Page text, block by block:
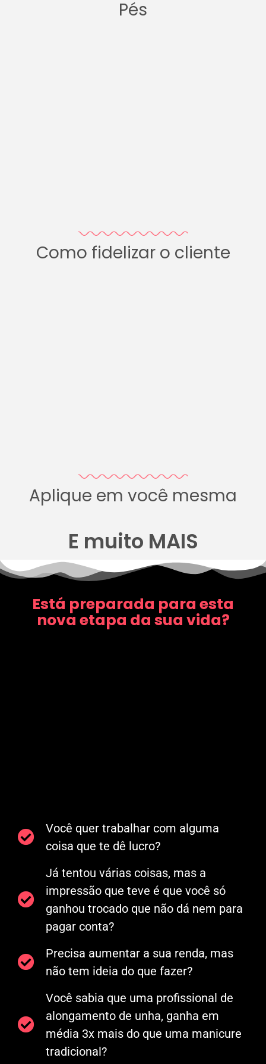
Pés
Como fidelizar o cliente
Aplique em você mesma
E muito MAIS
Está preparada para esta
nova etapa da sua vida?
Você quer trabalhar com alguma
coisa que te dê lucro?
Já tentou várias coisas, mas a
impressão que teve é que você só
ganhou trocado que não dá nem para
pagar conta?
Precisa aumentar a sua renda, mas
não tem ideia do que fazer?
Você sabia que uma profissional de
alongamento de unha, ganha em
média 3x mais do que uma manicure
tradicional?